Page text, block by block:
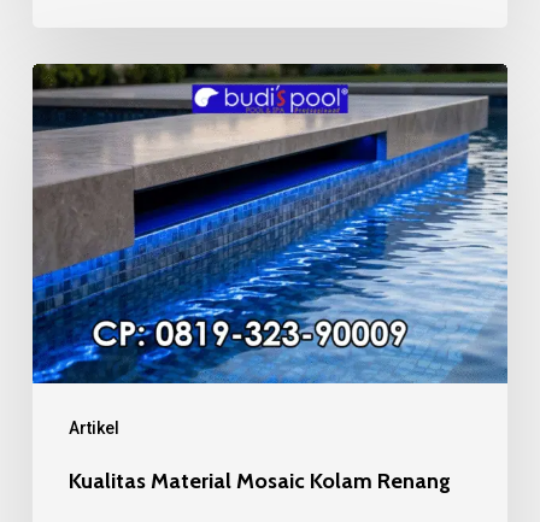
Artikel
Kualitas
Material
Mosaic
Kolam
Renang
Kualitas Material Mosaic Kolam Renang